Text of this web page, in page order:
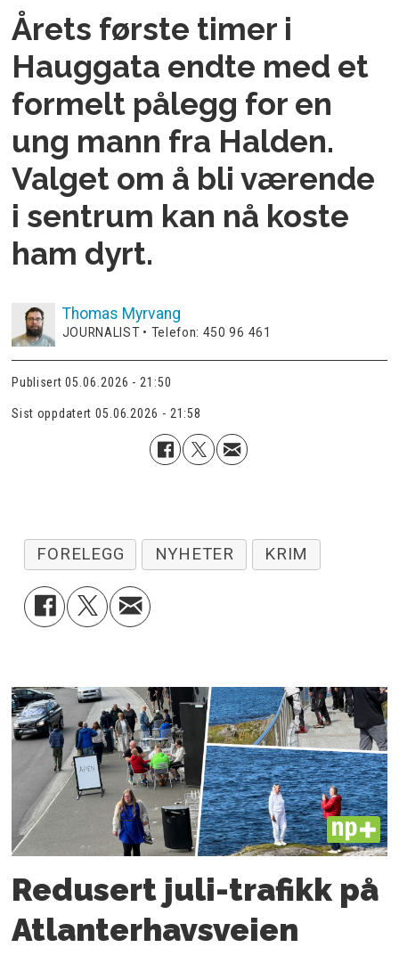
Årets første timer i
Hauggata endte med et
formelt pålegg for en
ung mann fra Halden.
Valget om å bli værende
i sentrum kan nå koste
ham dyrt.
Thomas Myrvang
JOURNALIST • Telefon: 450 96 461
Publisert 05.06.2026 - 21:50
Sist oppdatert 05.06.2026 - 21:58
FORELEGG NYHETER KRIM
PLUS
Redusert juli-trafikk på
Atlanter­havsveien